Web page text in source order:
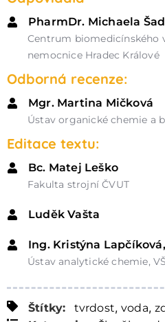
PharmDr. Michaela
Centrum biomedicínského
nemocnice Hradec Králové
Odborná recenze:
Mgr. Martina Mičková
Ústav organické chemie a
Editace textu:
Bc. Matej Leško
Fakulta strojní ČVUT
Luděk Vašta
Ing. Kristýna
Ústav analytické chemie,
Štítky: tvrdost, voda,